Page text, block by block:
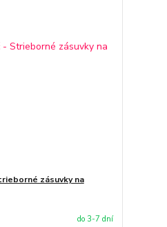
zásuvky na
do 3-7 dní